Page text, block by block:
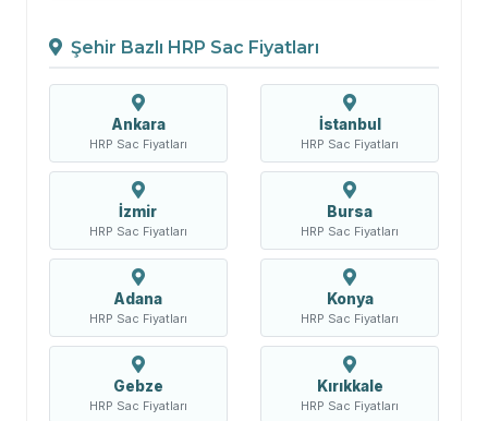
Şehir Bazlı HRP Sac Fiyatları
Ankara
HRP Sac Fiyatları
İstanbul
HRP Sac Fiyatları
İzmir
HRP Sac Fiyatları
Bursa
HRP Sac Fiyatları
Adana
HRP Sac Fiyatları
Konya
HRP Sac Fiyatları
Gebze
HRP Sac Fiyatları
Kırıkkale
HRP Sac Fiyatları